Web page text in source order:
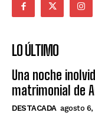
LO ÚLTIMO
Una noche
matrimonial de
DESTACADA agosto 6,